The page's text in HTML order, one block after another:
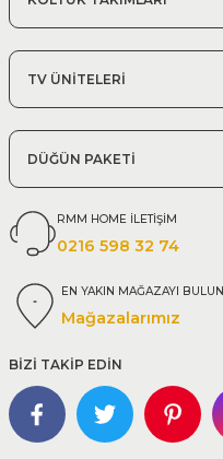
TV ÜNİTELERİ
DÜĞÜN PAKETİ
RMM HOME İLETİŞİM
0216 598 32 74
EN YAKIN MAĞAZAYI BULUN
Mağazalarımız
BİZİ TAKİP EDİN